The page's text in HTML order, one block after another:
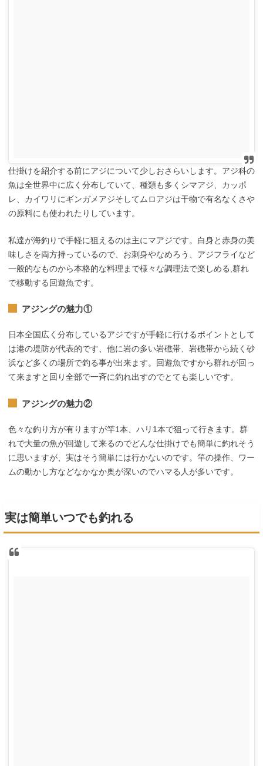
仕掛けを紹介する前にアジについて少しおさらいします。アジ科の
魚は全世界中に広く分布していて、種類も多くシマアジ、カッポ
レ、カイワリにギンガメアジそしてムロアジは干物で有名なくさや
の原料にも使われたりしています。
私達が海釣りで手軽に狙えるのは主にマアジです。白身と赤身の美
味しさを両方持っているので、お刺身やなめろう、アジフライなど
一般的なものから本格的な料理まで様々な調理法で楽しめる,群れ
で移動する回遊魚です。
アジングの魅力①
日本全国広く分布しているアジですが手軽に行けるポイントとして
は港の堤防が代表的です、他に岩の多い岩礁帯、岩礁帯から続く砂
浜など多くの場所で釣る事が出来ます。回遊魚ですから群れが回っ
て来ますと回り全部で一斉に釣れ出すのでとても楽しいです。
アジングの魅力②
色々な釣り方が有りますが竿1本、ハリ1本で狙って行きます。群
れで大量の魚が回遊して来るのでどんな仕掛けでも簡単に釣れそう
に思いますが、実はそう簡単には行かないのです。竿の操作、ワー
ムの動かし方などなかなか奥が深いのでハマる人が多いです。
実は簡単いつでも釣れる